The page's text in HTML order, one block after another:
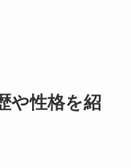
や性格を紹